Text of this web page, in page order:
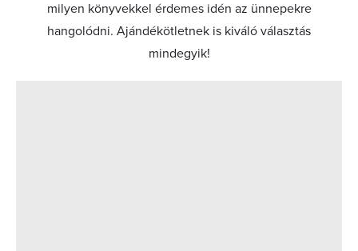
milyen könyvekkel érdemes idén az ünnepekre
hangolódni. Ajándékötletnek is kiváló választás
mindegyik!